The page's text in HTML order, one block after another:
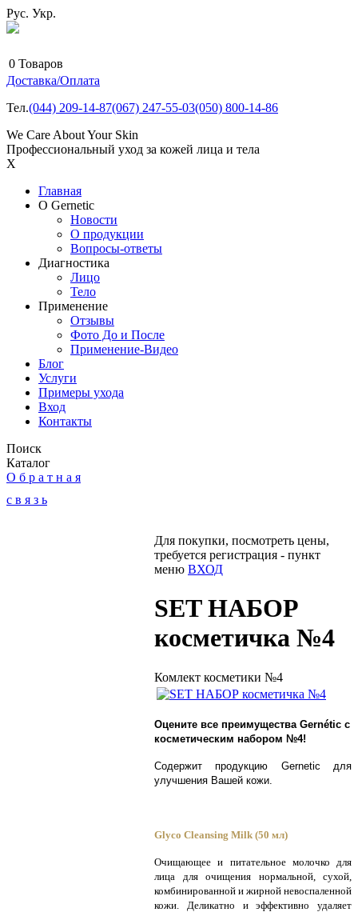
Рус. Укр.
0 Товаров
Доставка/Оплата
Тел.(044) 209-14-87(067) 247-55-03(050) 800-14-86
We Care About Your Skin
Профессиональный уход за кожей лица и тела
X
Главная
О Gernetic
Новости
О продукции
Вопросы-ответы
Диагностика
Лицо
Тело
Применение
Отзывы
Фото До и После
Применение-Видео
Блог
Услуги
Примеры ухода
Вход
Контакты
Поиск
Каталог
О б р а т н а я
с в я з ь
Для покупки, посмотреть цены,
требуется регистрация - пункт
меню ВХОД
SET НАБОР
косметичка №4
Комлект косметики №4
Оцените все преимущества Gernétic с
косметическим набором №4!
Содержит продукцию Gernetic для
улучшения Вашей кожи.
Glyco Cleansing Milk (50 мл)
Очищающее и питательное молочко для
лица для очищения нормальной, сухой,
комбинированной и жирной невоспаленной
кожи. Деликатно и эффективно удаляет